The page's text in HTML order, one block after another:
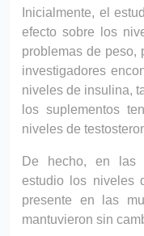
Inicialmente, el
efecto sobre los
problemas de peso,
investigadores
niveles de insulina,
los suplementos
niveles de
De hecho, en las
estudio los niveles
presente en las
mantuvieron sin